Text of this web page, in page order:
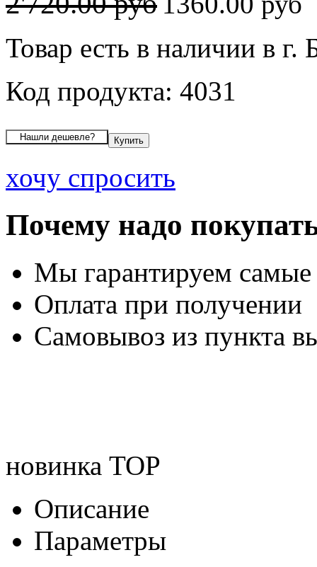
Товар есть в наличии в г.
Код продукта: 4031
хочу спросить
Почему надо
Мы гарантируем
Оплата при получении
Самовывоз из пункта
новинка TOP
Описание
Параметры